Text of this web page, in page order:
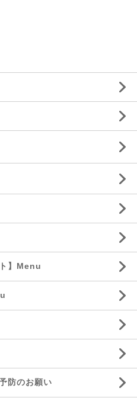
】Menu
防のお願い